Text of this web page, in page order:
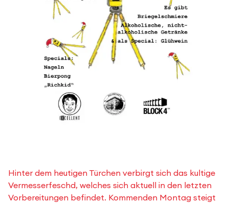
Hinter dem heutigen Türchen verbirgt sich das kultige
Vermesserfeschd, welches sich aktuell in den letzten
Vorbereitungen befindet. Kommenden Montag steigt